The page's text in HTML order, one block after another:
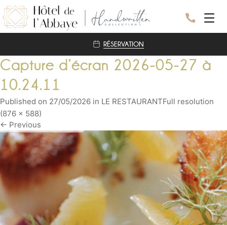
L’HOTEL
LES CHAMBRES
NOS ENGAGEMENTS
EVENEMENTS
SEMINAIRE
MARIAGE
DÉCOUVRIR
A PROXIMITÉ
RÉSERVATION
Capture d’écran 2026-05-27 à
10.24.11
Published on 27/05/2026 in LE RESTAURANTFull resolution
(876 × 588)
← Previous